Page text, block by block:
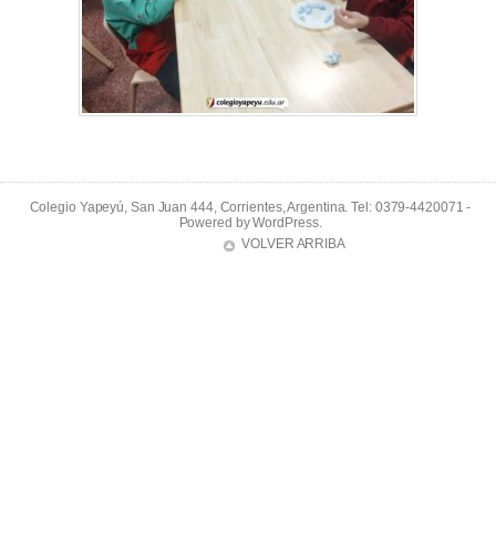
Colegio Yapeyú, San Juan 444, Corrientes, Argentina. Tel: 0379-4420071 -
Powered byWordPress.
VOLVER ARRIBA